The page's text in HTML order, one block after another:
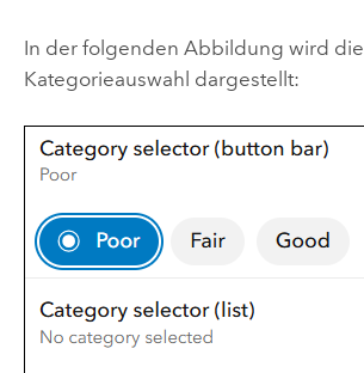
In der folgenden Abbildung wird die
Kategorieauswahl dargestellt: